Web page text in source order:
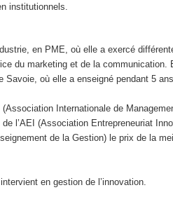
institutionnels.
en PME, où elle a exercé
du marketing et de la communication.
Savoie, où elle a enseigné pendant 5
Internationale de
l’AEI (Association Entrepreneuriat
de la Gestion) le prix de la
en gestion de l’innovation.